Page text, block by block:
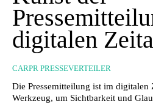
digitalen
CARPR PRESSEVERTEILER
Die Pressemitteilung ist im digitalen
Werkzeug, um Sichtbarkeit und